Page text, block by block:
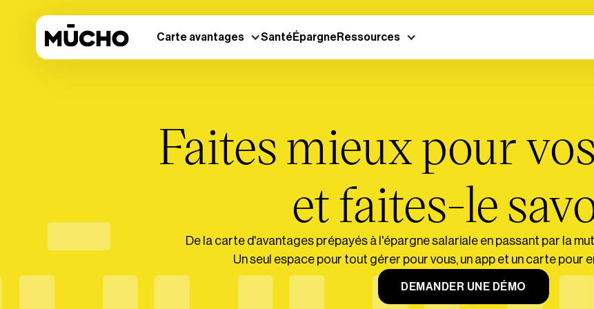
Carte avantages SantéÉpargneRessources
Faites mieux pour
et faites-le
De la carte d'avantages prépayés à l'épargne salariale en passant par la
Un seul espace pour tout gérer pour vous, un app et un carte pour
DEMANDER UNE DÉMO